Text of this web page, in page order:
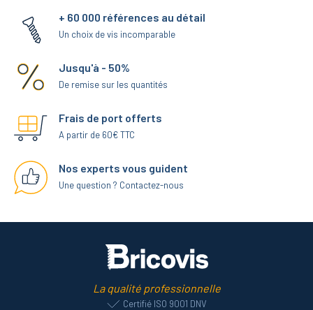
+ 60 000 références au détail
Un choix de vis incomparable
Jusqu'à - 50%
De remise sur les quantités
Frais de port offerts
A partir de 60€ TTC
Nos experts vous guident
Une question ? Contactez-nous
La qualité professionnelle
Certifié ISO 9001 DNV